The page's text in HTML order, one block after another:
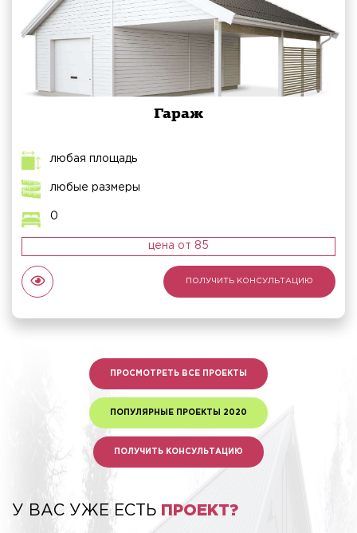
Гараж
любая площадь
любые размеры
0
цена от 85
ПОЛУЧИТЬ КОНСУЛЬТАЦИЮ
ПРОСМОТРЕТЬ ВСЕ ПРОЕКТЫ
ПОПУЛЯРНЫЕ ПРОЕКТЫ 2020
ПОЛУЧИТЬ КОНСУЛЬТАЦИЮ
У ВАС УЖЕ ЕСТЬ ПРОЕКТ?